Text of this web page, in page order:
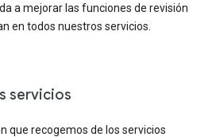
a mejorar las funciones de revisión
en todos nuestros servicios.
servicios
que recogemos de los servicios